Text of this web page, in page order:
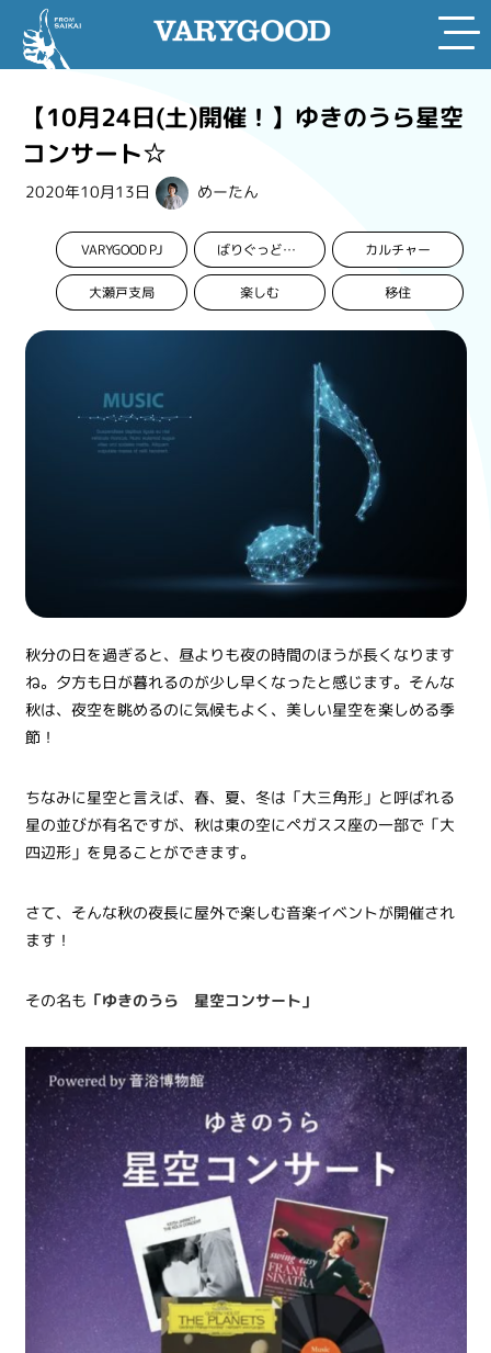
content【10月24日(土)開催！】ゆきのうら星空
コンサート☆
2020年10月13日 めーたん
VARYGOOD PJ ばりぐっどくんプロジェクト カルチャー
大瀬戸支局 楽しむ 移住
秋分の日を過ぎると、昼よりも夜の時間のほうが長くなります
ね。夕方も日が暮れるのが少し早くなったと感じます。そんな
秋は、夜空を眺めるのに気候もよく、美しい星空を楽しめる季
節！
ちなみに星空と言えば、春、夏、冬は「大三角形」と呼ばれる
星の並びが有名ですが、秋は東の空にペガスス座の一部で「大
四辺形」を見ることができます。
さて、そんな秋の夜長に屋外で楽しむ音楽イベントが開催され
ます！
その名も 「ゆきのうら 星空コンサート」